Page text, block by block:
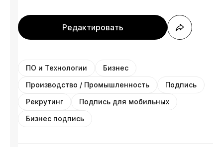
Редактировать
ПО и Технологии
Бизнес
Производство / Промышленность
Подпись
Рекрутинг
Подпись для мобильных
Бизнес подпись